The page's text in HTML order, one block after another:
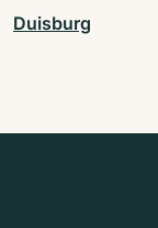
Duisburg